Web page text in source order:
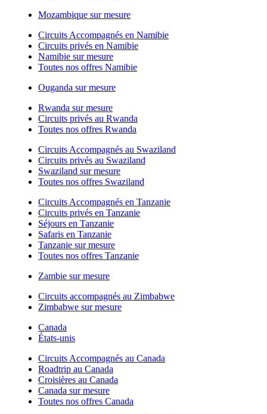
Mozambique sur mesure
Circuits Accompagnés en Namibie
Circuits privés en Namibie
Namibie sur mesure
Toutes nos offres Namibie
Ouganda sur mesure
Rwanda sur mesure
Circuits privés au Rwanda
Toutes nos offres Rwanda
Circuits Accompagnés au Swaziland
Circuits privés au Swaziland
Swaziland sur mesure
Toutes nos offres Swaziland
Circuits Accompagnés en Tanzanie
Circuits privés en Tanzanie
Séjours en Tanzanie
Safaris en Tanzanie
Tanzanie sur mesure
Toutes nos offres Tanzanie
Zambie sur mesure
Circuits accompagnés au Zimbabwe
Zimbabwe sur mesure
Canada
États-unis
Circuits Accompagnés au Canada
Roadtrip au Canada
Croisières au Canada
Canada sur mesure
Toutes nos offres Canada